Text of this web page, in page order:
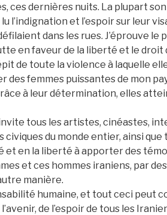
ces dernières nuits. La plupart
lu l’indignation et l’espoir sur leur
dans les rues. J’éprouve le
en faveur de la liberté et le droit
de toute la violence à laquelle
des femmes puissantes de mon
à leur détermination, elles
tous les artistes, cinéastes,
du monde entier, ainsi que
et en la liberté à apporter des
et ces hommes iraniens, par
manière.
humaine, et tout ceci peut
de l’espoir de tous les